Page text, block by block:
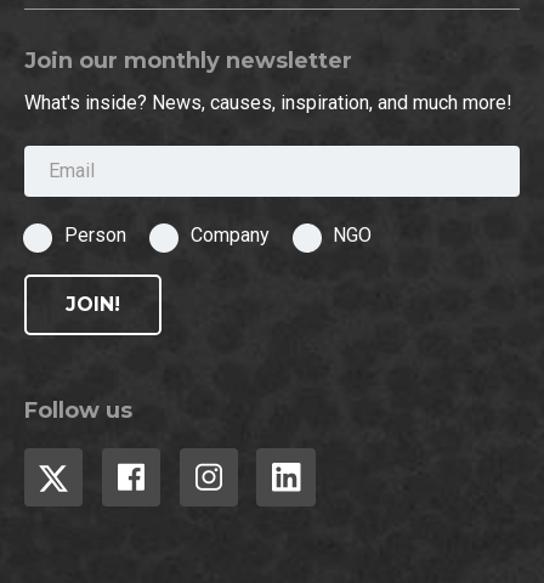
Join our monthly newsletter
What's inside? News, causes, inspiration, and much more!
Email
Person Company NGO
JOIN!
Follow us